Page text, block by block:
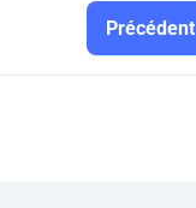
Précédent